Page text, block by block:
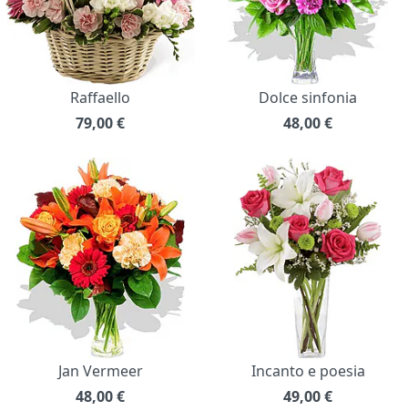
Raffaello
79,00€
Dolce sinfonia
48,00€
Jan Vermeer
48,00€
Incanto e poesia
49,00€